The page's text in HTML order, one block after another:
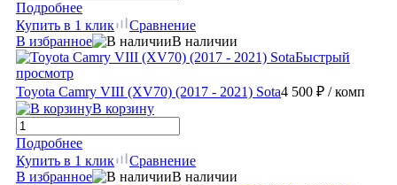
Подробнее
Купить в 1 клик
Сравнение
В избранное
В наличии
Быстрый
просмотр
Toyota Camry VIII (XV70) (2017 - 2021) Sota4 500 ₽ / комп
В корзину
Подробнее
Купить в 1 клик
Сравнение
В избранное
В наличии